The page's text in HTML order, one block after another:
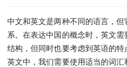
中文和英文是两种不同的语言，
系。在表达中国的概念时，英文
结构，但同时也要考虑到英语的
英文中，我们需要使用适当的词